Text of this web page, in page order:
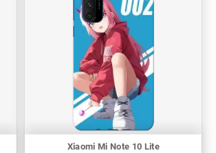
Xiaomi Mi Note 10 Lite